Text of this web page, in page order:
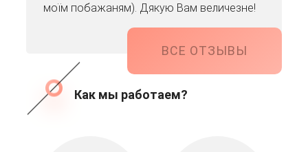
моїм побажаням). Дякую Вам величезне!
ВСЕ ОТЗЫВЫ
Как мы работаем?